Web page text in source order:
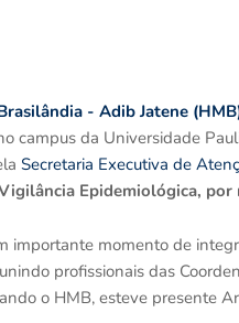
- Adib Jatene
campus da Universidade
Secretaria Executiva de
Epidemiológica,
importante momento de
profissionais das
o HMB, esteve presente